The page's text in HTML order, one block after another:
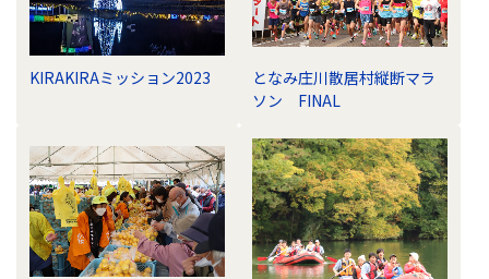
KIRAKIRAミッション2023
となみ庄川散居村縦断マラ
ソン FINAL